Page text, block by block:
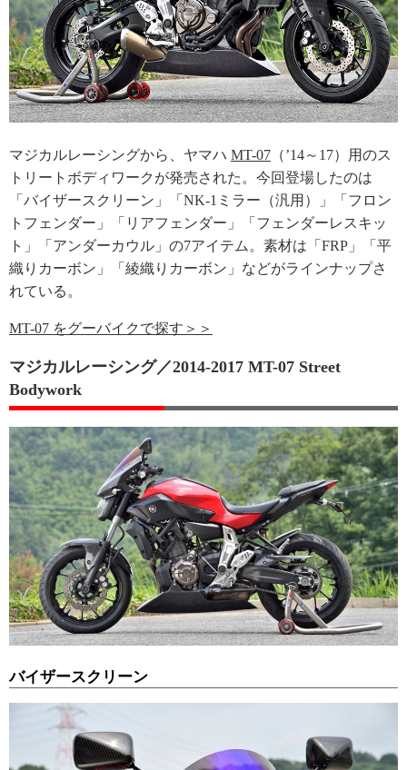
マジカルレーシングから、ヤマハ MT-07 （’14～17）用のス
トリートボディワークが発売された。今回登場したのは
「バイザースクリーン」「NK-1ミラー（汎用）」「フロン
トフェンダー」「リアフェンダー」「フェンダーレスキッ
ト」「アンダーカウル」の7アイテム。素材は「FRP」「平
織りカーボン」「綾織りカーボン」などがラインナップさ
れている。
MT-07 をグーバイクで探す＞＞
マジカルレーシング／2014-2017 MT-07 Street
Bodywork
バイザースクリーン